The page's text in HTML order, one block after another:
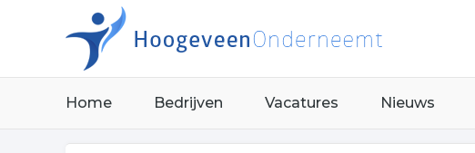
Home Bedrijven Vacatures Nieuws